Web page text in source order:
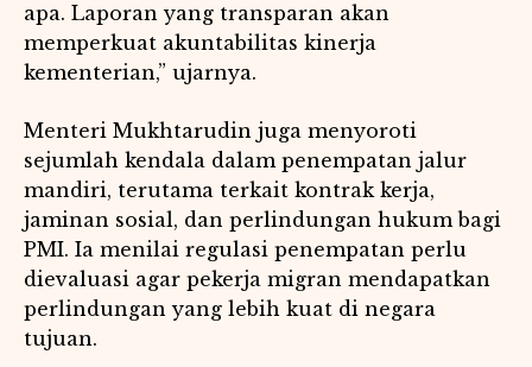
apa. Laporan yang transparan akan
memperkuat akuntabilitas kinerja
kementerian,” ujarnya.
Menteri Mukhtarudin juga menyoroti
sejumlah kendala dalam penempatan jalur
mandiri, terutama terkait kontrak kerja,
jaminan sosial, dan perlindungan hukum bagi
PMI. Ia menilai regulasi penempatan perlu
dievaluasi agar pekerja migran mendapatkan
perlindungan yang lebih kuat di negara
tujuan.